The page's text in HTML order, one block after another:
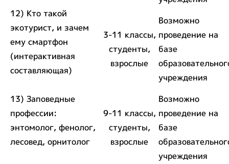
12) Кто такой
экотурист, и зачем
ему смартфон
(интерактивная
составляющая)
3-11 классы,
студенты,
взрослые
Возможно
проведение на
базе
учреждения
13) Заповедные
профессии:
энтомолог, фенолог,
лесовед, орнитолог
9-11 классы,
студенты,
взрослые
Возможно
проведение на
базе
учреждения